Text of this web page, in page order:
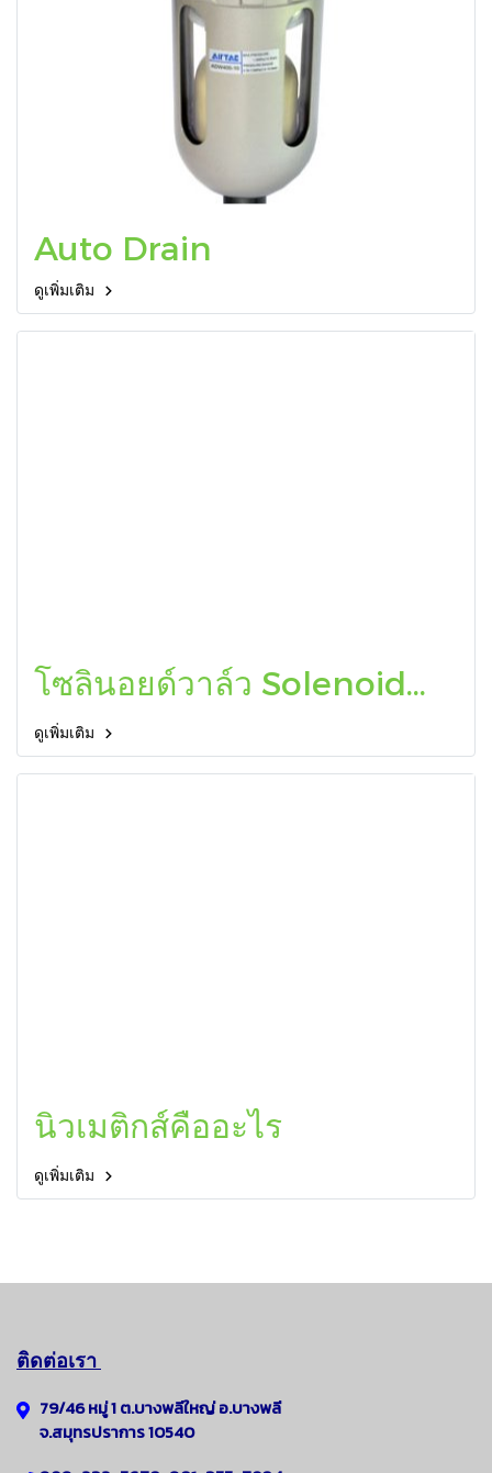
Auto Drain
ดูเพิ่มเติม
โซลินอยด์วาล์ว Solenoid
Valve
ดูเพิ่มเติม
นิวเมติกส์คืออะไร
ดูเพิ่มเติม
ติดต่อเรา
79/46 หมู่ 1 ต.บางพลีใหญ่อ.บางพลี
จ.สมุทรปราการ 10540